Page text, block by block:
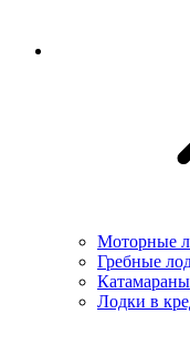
Моторные
Гребные
Катамараны
Лодки в